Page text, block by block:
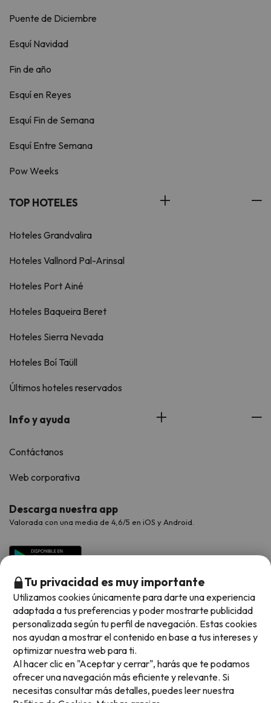
Puente de Diciembre
Esquí Navidad
Fin de año
Esquí en Reyes
Esquí Fin de Semana
Esquí Entre Semana
Pow Weeks
TOP HOTELES
Hoteles Grandvalira
Hoteles Vallnord Pal-Arinsal
Hoteles Port Ainé
Hoteles Baqueira Beret
Hoteles Sierra Nevada
Hoteles Boí Taüll
Últimos hoteles reservados
Info y ayuda
Contáctanos
Web corporativa
Descarga nuestra app
Valorada con una media de 4,6/5 en iOS y Android.
Métodos de pago disponibles
Tu privacidad es muy importante
Utilizamos cookies únicamente para darte una experiencia
adaptada a tus preferencias y poder mostrarte publicidad
personalizada según tu perfil de navegación. Estas cookies
nos ayudan a mostrar el contenido en base a tus intereses y
optimizar nuestra web para ti.
Al hacer clic en "Aceptar y cerrar", harás que te podamos
ofrecer una navegación más eficiente y relevante. Si
necesitas consultar más detalles, puedes leer nuestra